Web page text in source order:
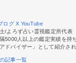
ログX YouTube
/よろず占い霊視鑑定所代表
5000人以上の鑑定実績を持
ドバイザー」として紹介され
記事一覧